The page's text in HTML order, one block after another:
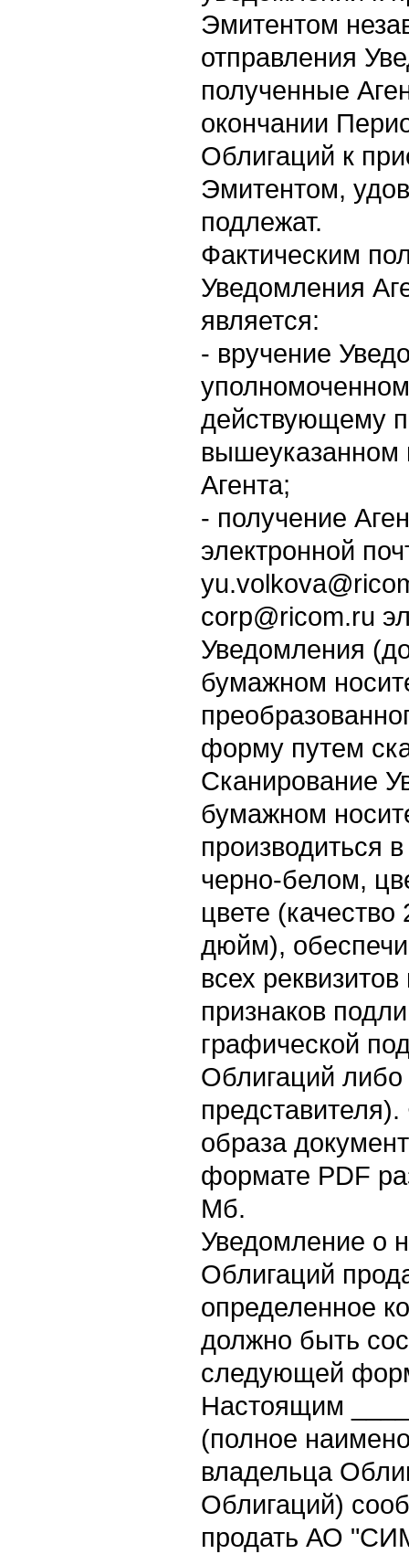
Эмитентом
отправления
полученные
окончании
Облигаций к
Эмитентом,
подлежат.
Фактическим
Уведомления
является:
- вручение
действующему
вышеуказанном
Агента;
- получение
электронной
corp@ricom.ru
Уведомления
бумажном
форму путем
Сканирование
бумажном
производиться
черно-белом,
цвете
дюйм),
всех
признаков
графической
Облигаций либо
образа
формате PDF
Мб.
Уведомление о
Облигаций
определенное
должно быть
следующей
Настоящим
(полное
владельца
Облигаций)
продать АО